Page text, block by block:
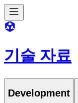
기술 자료
Development